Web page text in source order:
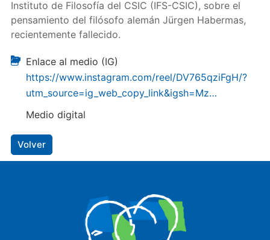
Instituto de Filosofía del CSIC (IFS-CSIC), sobre el
pensamiento del filósofo alemán Jürgen Habermas,
recientemente fallecido.
Enlace al medio (IG)
https://www.instagram.com/reel/DV765qziFgH/?
utm_source=ig_web_copy_link&igsh=Mz…
Medio digital
Volver